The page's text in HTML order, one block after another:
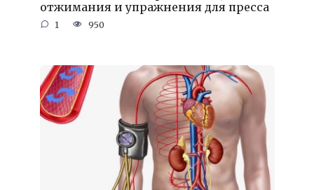
отжимания и упражнения для пресса
1 950